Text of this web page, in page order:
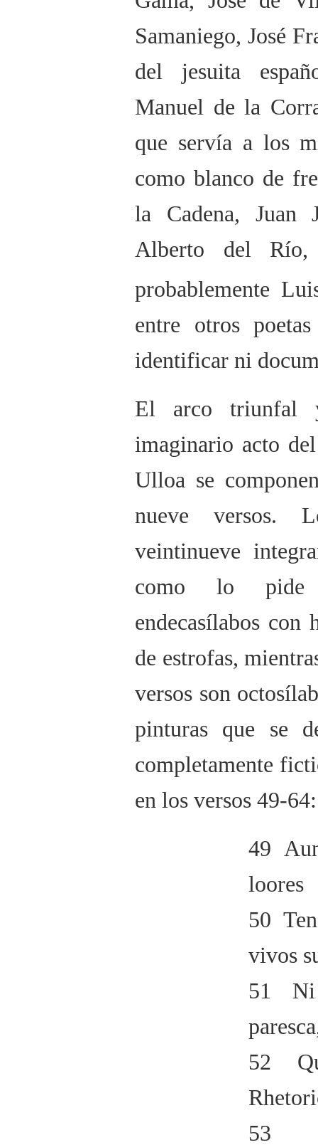
Samaniego, José
del jesuita
Manuel de la
que servía a los
como blanco de
la Cadena, Juan
Alberto del Río,
probablemente
entre otros
identificar ni
El arco
imaginario acto
Ulloa se
nueve versos.
veintinueve
como lo pide
endecasílabos con
de estrofas,
versos son
pinturas que se
completamente
en los versos 49-64:
49
loores
50
vivos
51 Ni
52
53